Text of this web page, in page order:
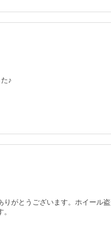
♪
がとうございます。ホイール